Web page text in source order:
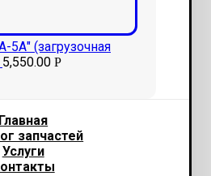
(загрузочная
5,550.00 Р
Главная
запчастей
Услуги